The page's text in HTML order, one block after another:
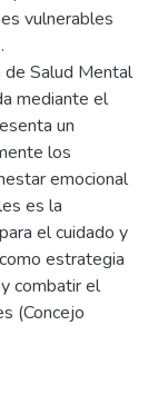
vulnerables
de Salud Mental
mediante el
un
los
emocional
es la
el cuidado y
estrategia
combatir el
(Concejo